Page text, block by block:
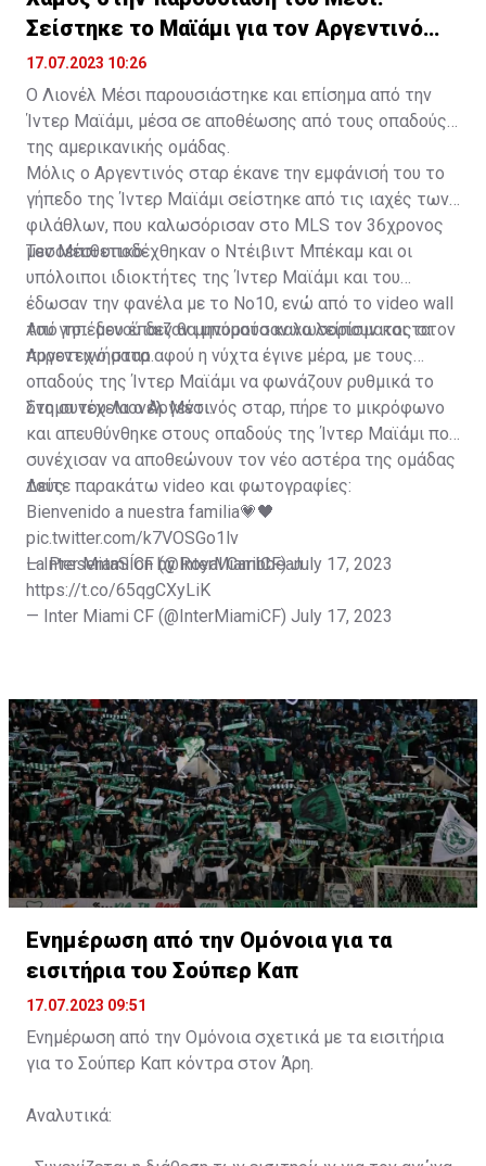
Σείστηκε το Μαϊάμι για τον Αργεντινό
σταρ
17.07.2023 10:26
Ο Λιονέλ Μέσι παρουσιάστηκε και επίσημα από την
Ίντερ Μαϊάμι, μέσα σε αποθέωσης από τους οπαδούς
της αμερικανικής ομάδας.
Μόλις ο Αργεντινός σταρ έκανε την εμφάνισή του το
γήπεδο της Ίντερ Μαϊάμι σείστηκε από τις ιαχές των
φιλάθλων, που καλωσόρισαν στο MLS τον 36χρονος
μεσοεπιθετικό.
Τον Μέσι υποδέχθηκαν ο Ντέιβιντ Μπέκαμ και οι
υπόλοιποι ιδιοκτήτες της Ίντερ Μαϊάμι και του
έδωσαν την φανέλα με το Νο10, ενώ από το video wall
του γηπέδου έπαιζαν μηνύματα καλωσορίσματος στον
Αργεντινό σταρ.
Από το... μενού δεν θα μπορούσαν να λείπουν και τα
πυροτεχνήματα αφού η νύχτα έγινε μέρα, με τους
οπαδούς της Ίντερ Μαϊάμι να φωνάζουν ρυθμικά το
όνομα του Λιονέλ Μέσι.
Στη συνέχεια ο Αργεντινός σταρ, πήρε το μικρόφωνο
και απευθύνθηκε στους οπαδούς της Ίντερ Μαϊάμι που
συνέχισαν να αποθεώνουν τον νέο αστέρα της ομάδας
τους.
Δείτε παρακάτω video και φωτογραφίες:
Bienvenido a nuestra familia💗🖤
pic.twitter.com/k7VOSGo1lv
— Inter Miami CF (@InterMiamiCF)July 17, 2023
La PresentaSÍon by Royal Caribbean
https://t.co/65qgCXyLiK
— Inter Miami CF (@InterMiamiCF) July 17, 2023
Ενημέρωση από την Ομόνοια για τα
εισιτήρια του Σούπερ Καπ
17.07.2023 09:51
Ενημέρωση από την Ομόνοια σχετικά με τα εισιτήρια
για το Σούπερ Καπ κόντρα στον Άρη.
Αναλυτικά: